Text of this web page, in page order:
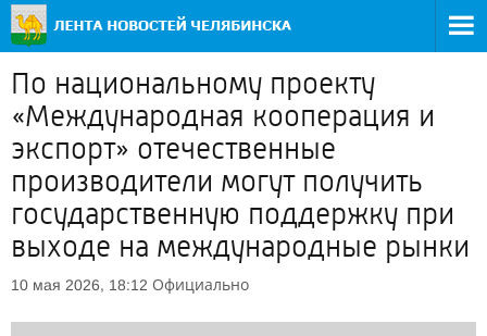
По национальному проекту
«Международная кооперация и
экспорт» отечественные
производители могут получить
государственную поддержку при
выходе на международные рынки
10 мая 2026, 18:12 Официально